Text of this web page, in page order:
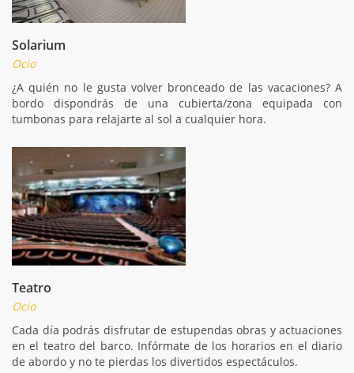
Solarium
Ocio
¿A quién no le gusta volver bronceado de las vacaciones? A
bordo dispondrás de una cubierta/zona equipada con
tumbonas para relajarte al sol a cualquier hora.
Teatro
Ocio
Cada día podrás disfrutar de estupendas obras y actuaciones
en el teatro del barco. Infórmate de los horarios en el diario
de abordo y no te pierdas los divertidos espectáculos.